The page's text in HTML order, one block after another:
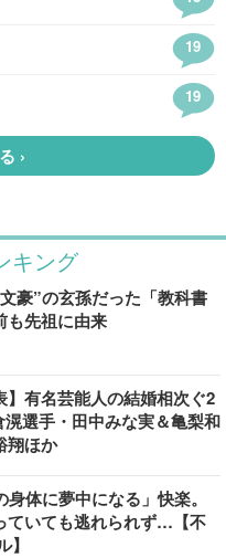
キング
豪”の玄孫だった「教科書
も先祖に由来
】有名芸能人の結婚相次ぐ2
選手・田中みな実＆亀梨和
翔ほか
体に夢中になる」快楽。
ていても逃れられず…【不